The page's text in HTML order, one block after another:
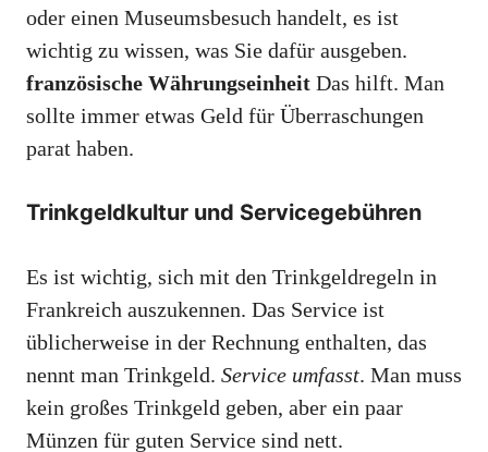
oder einen Museumsbesuch handelt, es ist
wichtig zu wissen, was Sie dafür ausgeben.
französische Währungseinheit Das hilft. Man
sollte immer etwas Geld für Überraschungen
parat haben.
Trinkgeldkultur und Servicegebühren
Es ist wichtig, sich mit den Trinkgeldregeln in
Frankreich auszukennen. Das Service ist
üblicherweise in der Rechnung enthalten, das
nennt man Trinkgeld. Service umfasst. Man muss
kein großes Trinkgeld geben, aber ein paar
Münzen für guten Service sind nett.